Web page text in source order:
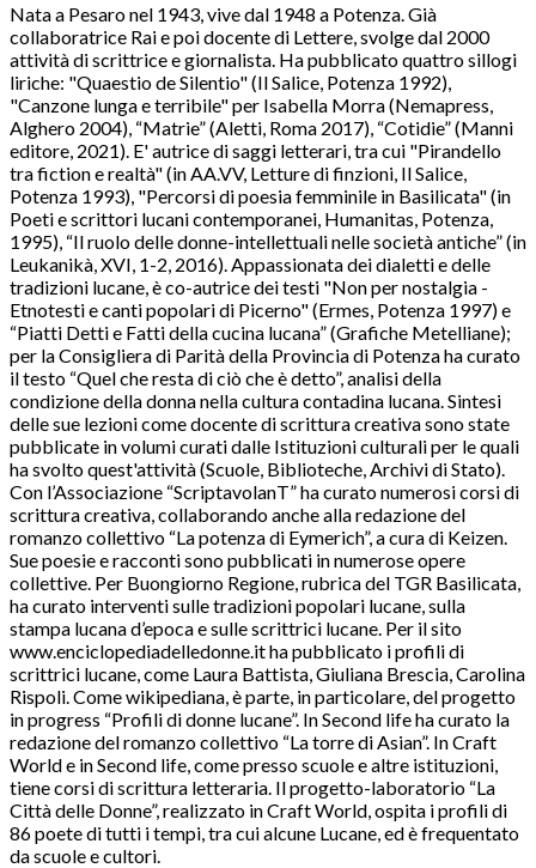
Nata a Pesaro nel 1943, vive dal 1948 a Potenza. Già
collaboratrice Rai e poi docente di Lettere, svolge dal 2000
attività di scrittrice e giornalista. Ha pubblicato quattro sillogi
liriche: "Quaestio de Silentio" (Il Salice, Potenza 1992),
"Canzone lunga e terribile" per Isabella Morra (Nemapress,
Alghero 2004), “Matrie” (Aletti, Roma 2017), “Cotidie” (Manni
editore, 2021). E' autrice di saggi letterari, tra cui "Pirandello
tra fiction e realtà" (in AA.VV, Letture di finzioni, Il Salice,
Potenza 1993), "Percorsi di poesia femminile in Basilicata" (in
Poeti e scrittori lucani contemporanei, Humanitas, Potenza,
1995), “Il ruolo delle donne-intellettuali nelle società antiche” (in
Leukanikà, XVI, 1-2, 2016). Appassionata dei dialetti e delle
tradizioni lucane, è co-autrice dei testi "Non per nostalgia -
Etnotesti e canti popolari di Picerno" (Ermes, Potenza 1997) e
“Piatti Detti e Fatti della cucina lucana” (Grafiche Metelliane);
per la Consigliera di Parità della Provincia di Potenza ha curato
il testo “Quel che resta di ciò che è detto”, analisi della
condizione della donna nella cultura contadina lucana. Sintesi
delle sue lezioni come docente di scrittura creativa sono state
pubblicate in volumi curati dalle Istituzioni culturali per le quali
ha svolto quest'attività (Scuole, Biblioteche, Archivi di Stato).
Con l’Associazione “ScriptavolanT” ha curato numerosi corsi di
scrittura creativa, collaborando anche alla redazione del
romanzo collettivo “La potenza di Eymerich”, a cura di Keizen.
Sue poesie e racconti sono pubblicati in numerose opere
collettive. Per Buongiorno Regione, rubrica del TGR Basilicata,
ha curato interventi sulle tradizioni popolari lucane, sulla
stampa lucana d’epoca e sulle scrittrici lucane. Per il sito
www.enciclopediadelledonne.it ha pubblicato i profili di
scrittrici lucane, come Laura Battista, Giuliana Brescia, Carolina
Rispoli. Come wikipediana, è parte, in particolare, del progetto
in progress “Profili di donne lucane”. In Second life ha curato la
redazione del romanzo collettivo “La torre di Asian”. In Craft
World e in Second life, come presso scuole e altre istituzioni,
tiene corsi di scrittura letteraria. Il progetto-laboratorio “La
Città delle Donne”, realizzato in Craft World, ospita i profili di
86 poete di tutti i tempi, tra cui alcune Lucane, ed è frequentato
da scuole e cultori.